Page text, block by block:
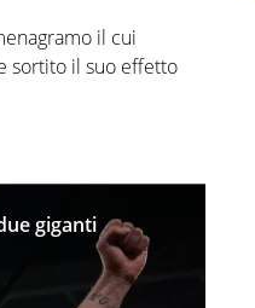
il cui
sortito il suo effetto
giganti